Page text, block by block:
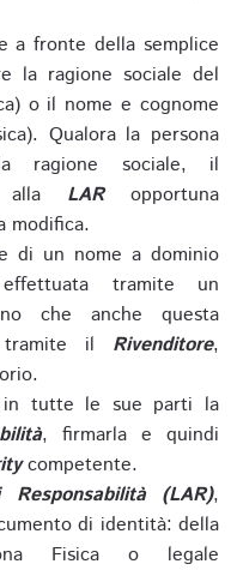
a fronte della semplice
la ragione sociale del
o il nome e cognome
Qualora la persona
ragione sociale, il
alla LARopportuna
modifica.
di un nome a dominio
tramite un
che anche questa
tramite il Rivenditore,
tutte le sue parti la
, firmarla e quindi
competente.
(LAR),
di identità: della
Fisica o legale